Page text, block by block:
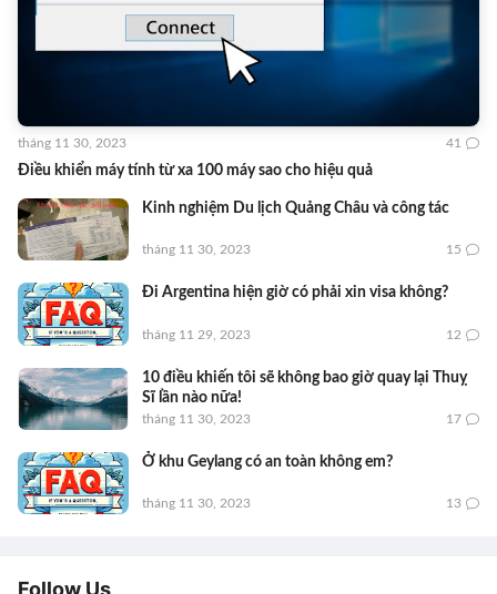
Điều khiển máy tính từ xa 100 máy sao cho hiệu quả
tháng 11 30, 2023 41
Kinh nghiệm Du lịch Quảng Châu và công tác
tháng 11 30, 2023 15
Đi Argentina hiện giờ có phải xin visa không?
tháng 11 29, 2023 12
10 điều khiến tôi sẽ không bao giờ quay lại Thuỵ
Sĩ lần nào nữa!
tháng 11 30, 2023 17
Ở khu Geylang có an toàn không em?
tháng 11 30, 2023 13
Follow Us